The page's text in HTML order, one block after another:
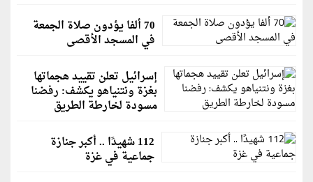
70 ألفا يؤدون صلاة الجمعة
في المسجد الأقصى
إسرائيل تعلن تقييد هجماتها
بغزة ونتنياهو يكشف: رفضنا
مسودة لخارطة الطريق
112 شهيدًا .. أكبر جنازة
جماعية في غزة